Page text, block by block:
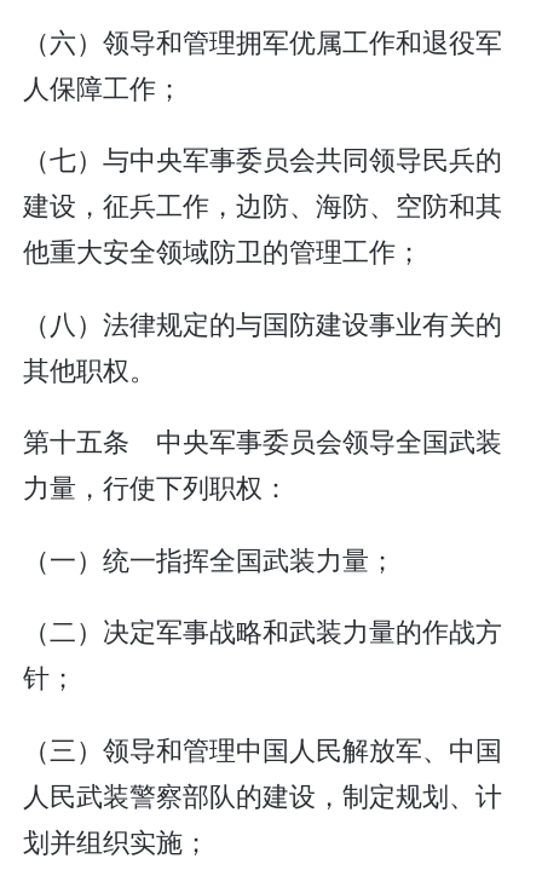
（六）领导和管理拥军优属工作和退役军
人保障工作；
（七）与中央军事委员会共同领导民兵的
建设，征兵工作，边防、海防、空防和其
他重大安全领域防卫的管理工作；
（八）法律规定的与国防建设事业有关的
其他职权。
第十五条 中央军事委员会领导全国武装
力量，行使下列职权：
（一）统一指挥全国武装力量；
（二）决定军事战略和武装力量的作战方
针；
（三）领导和管理中国人民解放军、中国
人民武装警察部队的建设，制定规划、计
划并组织实施；